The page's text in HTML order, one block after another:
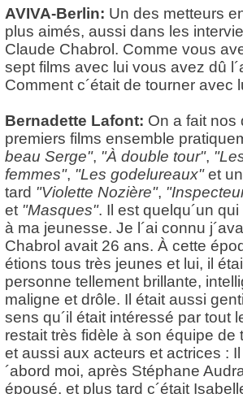
AVIVA-Berlin: Un des metteurs
plus aimés, aussi dans les
Claude Chabrol. Comme vous
sept films avec lui vous avez dû
Comment c´était de tourner avec
Bernadette Lafont: On a fait nos
premiers films ensemble
beau Serge", "À double tour",
femmes", "Les godelureaux"et
tard "Violette Nozière",
et "Masques". Il est quelqu´un
à ma jeunesse. Je l´ai connu
Chabrol avait 26 ans. À cette
étions tous très jeunes et lui, il
personne tellement brillante,
maligne et drôle. Il était aussi
sens qu´il était intéressé par tout
restait très fidèle à son équipe de
et aussi aux acteurs et actrices :
´abord moi, après Stéphane
épousé, et plus tard c´était